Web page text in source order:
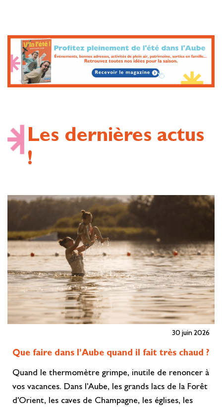
Les dernières actus
!
30 juin 2026
Que faire dans l’Aube quand il fait très chaud ?
Quand le thermomètre grimpe, inutile de renoncer à
vos vacances. Dans l'Aube, les grands lacs de la Forêt
d'Orient, les caves de Champagne, les églises, les